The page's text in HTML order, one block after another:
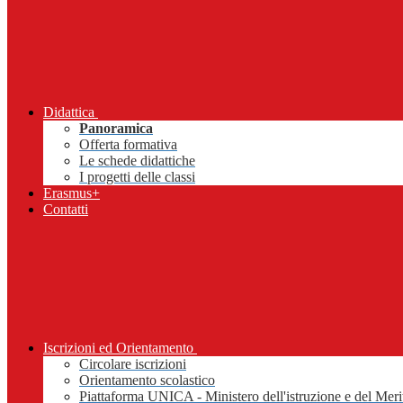
Didattica
Panoramica
Offerta formativa
Le schede didattiche
I progetti delle classi
Erasmus+
Contatti
Iscrizioni ed Orientamento
Circolare iscrizioni
Orientamento scolastico
Piattaforma UNICA - Ministero dell'istruzione e del